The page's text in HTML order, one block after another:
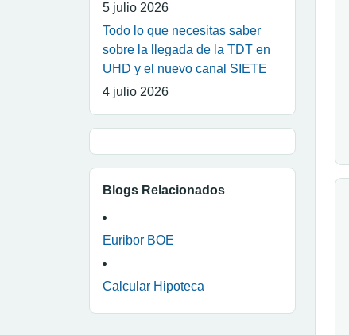
5 julio 2026
Todo lo que necesitas saber
sobre la llegada de la TDT en
UHD y el nuevo canal SIETE
4 julio 2026
Blogs Relacionados
Euribor BOE
Calcular Hipoteca